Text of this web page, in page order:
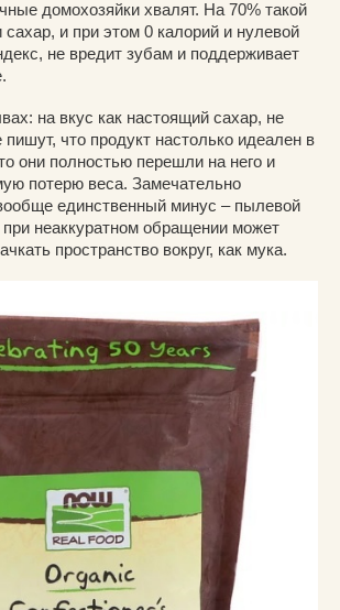
домохозяйки хвалят. На 70% такой
сахар, и при этом 0 калорий и нулевой
не вредит зубам и поддерживает
на вкус как настоящий сахар, не
что продукт настолько идеален в
они полностью перешли на него и
потерю веса. Замечательно
единственный минус – пылевой
при неаккуратном обращении может
пространство вокруг, как мука.